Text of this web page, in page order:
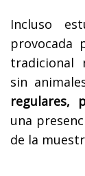
Incluso
provocada
tradicional
sin
regulares,
una
de la